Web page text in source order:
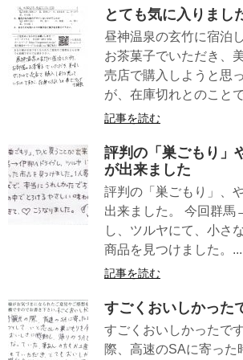
とても気に入りまし
昼神温泉の玄竹に宿泊
お茶菓子でいただき、
売店で購入しようと思
が、在庫切れとのこと
記事を読む
評判の「巣ごもり」
が出来ました
評判の「巣ごもり」、
出来ました。 今回群
し、ツルヤにて、小さ
商品を見つけました。...
記事を読む
すごくおいしかった
すごくおいしかったで
際、高速のSAに寄った